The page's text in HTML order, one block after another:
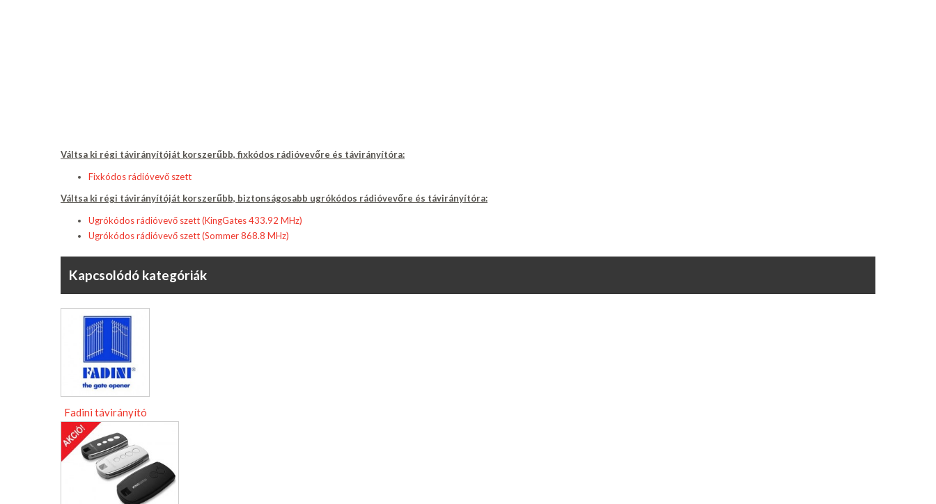
Váltsa ki régi távirányítóját korszerűbb, fixkódos rádióvevőre és távirányítóra:
Fixkódos rádióvevő szett
Váltsa ki régi távirányítóját korszerűbb, biztonságosabb ugrókódos rádióvevőre és távirányítóra:
Ugrókódos rádióvevő szett (KingGates 433.92 MHz)
Ugrókódos rádióvevő szett (Sommer 868.8 MHz)
Kapcsolódó kategóriák
Fadini távirányító